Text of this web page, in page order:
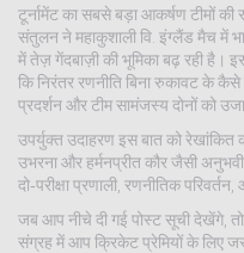
टूर्नामेंट का सबसे बड़ा आकर्षण टीमों
संतुलन ने महाकुशाली वि. इंग्लैंड मैच में
में तेज़ गेंदबाज़ी की भूमिका बढ़ रही है।
कि निरंतर रणनीति बिना रुकावट के कैसे
प्रदर्शन और टीम सामंजस्य दोनों को
उपर्युक्त उदाहरण इस बात को रेखांकित
उभरना और हर्मनप्रीत कौर जैसी
दो‑परीक्षा प्रणाली, रणनीतिक
जब आप नीचे दी गई पोस्ट सूची देखेंगे,
संग्रह में आप क्रिकेट प्रेमियों के लिए